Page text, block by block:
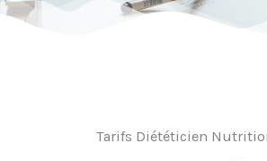
Tarifs Diététicien